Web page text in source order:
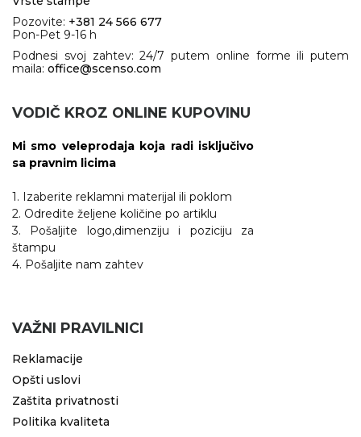
Pozovite: +381 24 566 677
Pon-Pet 9-16 h
Podnesi svoj zahtev: 24/7 putem online forme ili putem
maila: office@scenso.com
VODIČ KROZ ONLINE KUPOVINU
Mi smo veleprodaja koja radi isključivo
sa pravnim licima
1. Izaberite reklamni materijal ili poklom
2. Odredite željene količine po artiklu
3. Pošaljite logo,dimenziju i poziciju za
štampu
4. Pošaljite nam zahtev
VAŽNI PRAVILNICI
Reklamacije
Opšti uslovi
Zaštita privatnosti
Politika kvaliteta